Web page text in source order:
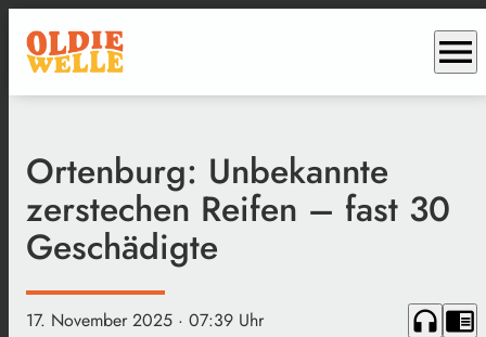
menu
Ortenburg: Unbekannte
zerstechen Reifen – fast 30
Geschädigte
17. November 2025 · 07:39 Uhr headphones chrome_reader_mode